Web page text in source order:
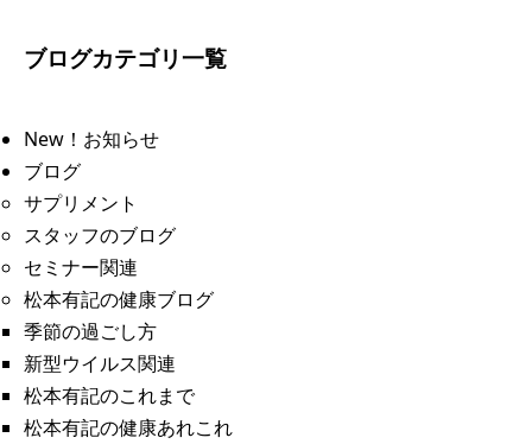
ブログカテゴリ一覧
New！お知らせ
ブログ
サプリメント
スタッフのブログ
セミナー関連
松本有記の健康ブログ
季節の過ごし方
新型ウイルス関連
松本有記のこれまで
松本有記の健康あれこれ